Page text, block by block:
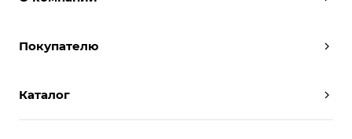
Условия работы
Отзывы
Покупателю
Вызвать дизайнера
Реализованные проекты
Каталог
Шкафы